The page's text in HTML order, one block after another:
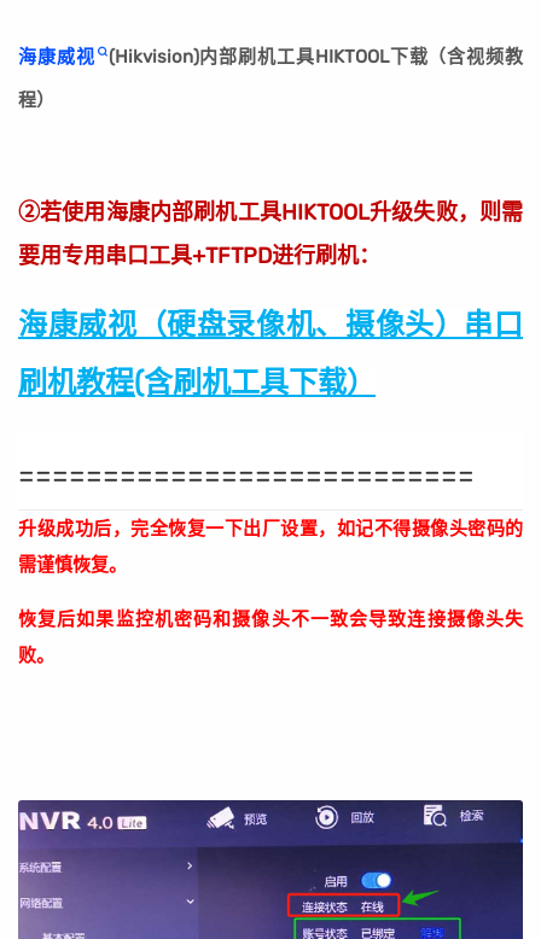
海康威视
(Hikvision)内部刷机工具HIKTOOL下载（含视频教
程）
②若使用海康内部刷机工具HIKTOOL升级失败，则需
要用专用串口工具+TFTPD进行刷机：
海康威视（硬盘录像机、摄像头）串口
刷机教程(含刷机工具下载）
===========================
升级成功后，完全恢复一下出厂设置，如记不得摄像头密码的
需谨慎恢复。
恢复后如果监控机密码和摄像头不一致会导致连接摄像头失
败。